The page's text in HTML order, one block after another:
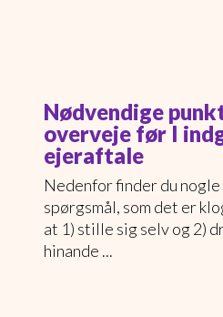
Nødvendige
overveje før I
ejeraftale
Nedenfor finder du
spørgsmål, som det er
at 1) stille sig selv og 2)
hinande ...